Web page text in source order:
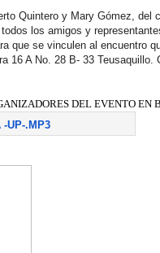
Quintero y Mary Gómez, del
los amigos y
que se vinculen al encuentro
16 A No. 28 B- 33 Teusaquillo.
DEL EVENTO EN
-UP-.MP3